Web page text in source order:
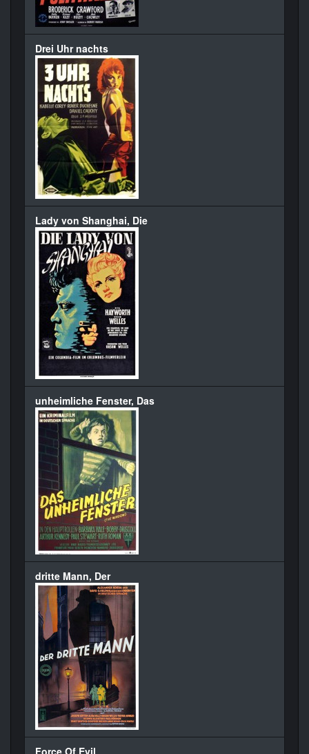
Drei Uhr nachts
Lady von Shanghai, Die
unheimliche Fenster, Das
dritte Mann, Der